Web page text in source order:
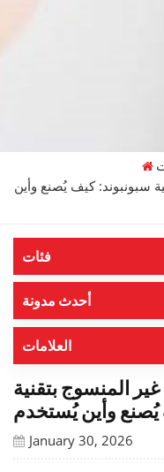
سبونبوند: كيف يُصنع وأين
فئات
أحدث مدونة
العلامات
المنسوج بتقنية
يُصنع وأين يُستخدم
January 30, 2026